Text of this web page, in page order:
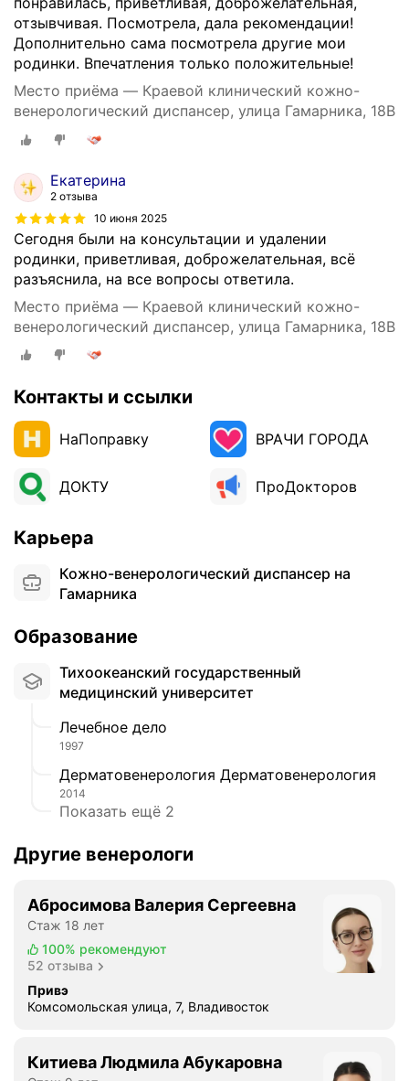
отзывчивая. Посмотрела, дала рекомендации!
Дополнительно сама посмотрела другие мои
родинки. Впечатления только положительные!
Место приёма — Краевой клинический кожно-
венерологический диспансер, улица Гамарника, 18В
Екатерина
2 отзыва
10 июня 2025
Сегодня были на консультации и удалении
родинки, приветливая, доброжелательная, всё
разъяснила, на все вопросы ответила.
Место приёма — Краевой клинический кожно-
венерологический диспансер, улица Гамарника, 18В
Контакты и ссылки
НаПоправку ВРАЧИ ГОРОДА
ДОКТУ ПроДокторов
Карьера
Кожно-венерологический диспансер на
Гамарника
Образование
Тихоокеанский государственный
медицинский университет
Лечебное дело
1997
Дерматовенерология Дерматовенерология
2014
Показать ещё 2
Другие венерологи
Абросимова Валерия Сергеевна
Стаж 18 лет
100% рекомендуют
52 отзыва
Привэ
Комсомольская улица, 7, Владивосток
Китиева Людмила Абукаровна